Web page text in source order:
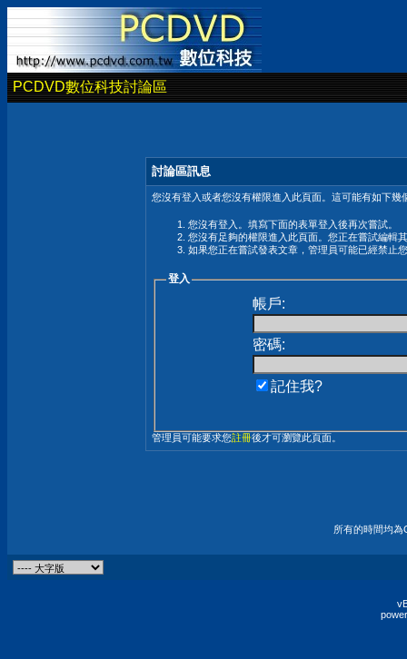
PCDVD數位科技討論區
討論區訊息
您沒有登入或者您沒有權限進入此頁面。這可能有如下幾
您沒有登入。填寫下面的表單登入後再次嘗試。
您沒有足夠的權限進入此頁面。您正在嘗試編輯
如果您正在嘗試發表文章，管理員可能已經禁止
登入
帳戶:
密碼:
記住我?
管理員可能要求您註冊後才可瀏覽此頁面。
所有的時間均為